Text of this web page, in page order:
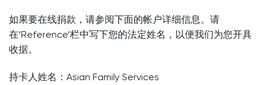
如果要在线捐款，请参阅下面的帐户详细信息。请
在‘Reference’栏中写下您的法定姓名，以便我们为您开具
收据。
持卡人姓名：Asian Family Services